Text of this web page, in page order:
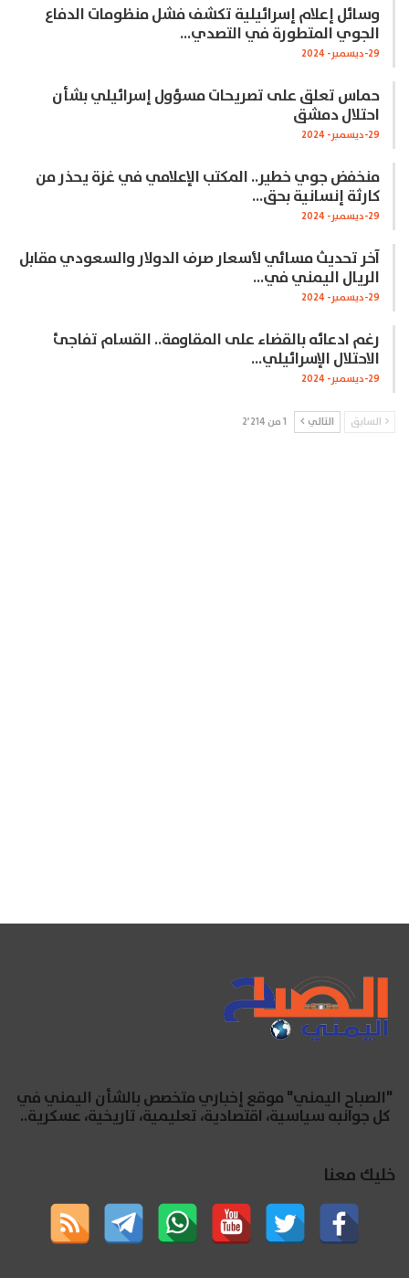
وسائل إعلام إسرائيلية تكشف فشل منظومات الدفاع
الجوي المتطورة في التصدي…
29-ديسمبر- 2024
حماس تعلق على تصريحات مسؤول إسرائيلي بشأن
احتلال دمشق
29-ديسمبر- 2024
منخفض جوي خطير.. المكتب الإعلامي في غزة يحذر من
كارثة إنسانية بحق…
29-ديسمبر- 2024
آخر تحديث مسائي لأسعار صرف الدولار والسعودي مقابل
الريال اليمني في…
29-ديسمبر- 2024
رغم ادعائه بالقضاء على المقاومة.. القسام تفاجئ
الاحتلال الإسرائيلي…
29-ديسمبر- 2024
السابق التالي 1 من 2٬214
"الصباح اليمني" موقع إخباري متخصص بالشأن اليمني في
كل جوانبه سياسية، اقتصادية، تعليمية، تاريخية، عسكرية..
خليك معنا